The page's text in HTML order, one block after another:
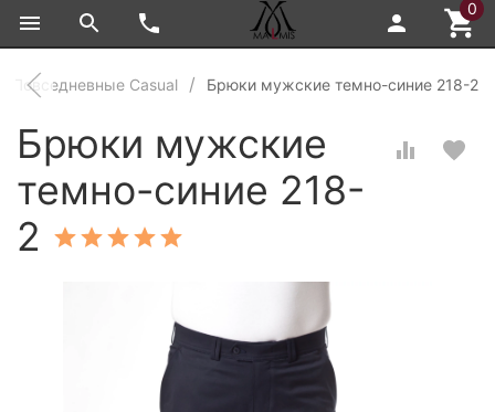
0
Повседневные Casual Брюки мужские темно-синие 218-2
Брюки мужские
темно-синие 218-
2